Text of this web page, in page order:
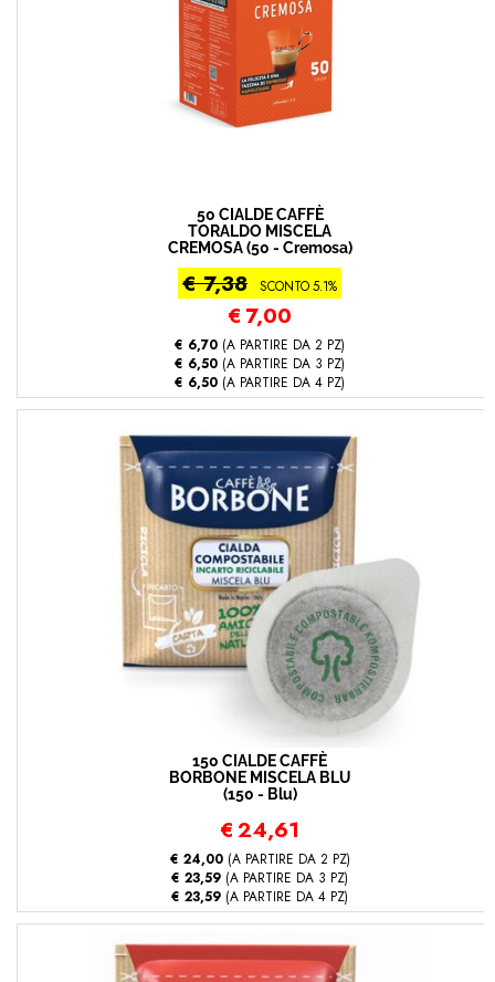
50 CIALDE CAFFÈ
TORALDO MISCELA
CREMOSA (50 - Cremosa)
€ 7,38 SCONTO 5.1%
€ 7,00
€ 6,70 (A PARTIRE DA 2 PZ)
€ 6,50 (A PARTIRE DA 3 PZ)
€ 6,50 (A PARTIRE DA 4 PZ)
150 CIALDE CAFFÈ
BORBONE MISCELA BLU
(150 - Blu)
€24,61
€ 24,00(A PARTIRE DA 2 PZ)
€ 23,59 (A PARTIRE DA 3 PZ)
€ 23,59 (A PARTIRE DA 4 PZ)